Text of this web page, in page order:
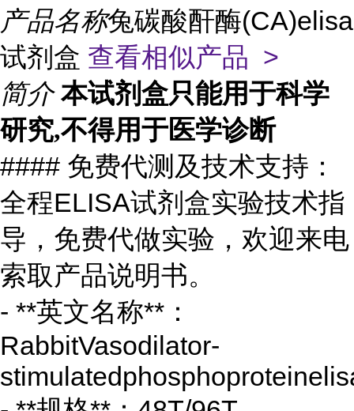
产品名称兔碳酸酐酶(CA)elisa
试剂盒 查看相似产品 >
简介 本试剂盒只能用于科学
研究,不得用于医学诊断
#### 免费代测及技术支持 ：
全程ELISA试剂盒实验技术指
导，免费代做实验，欢迎来电
索取产品说明书。
- **英文名称**：
RabbitVasodilator-